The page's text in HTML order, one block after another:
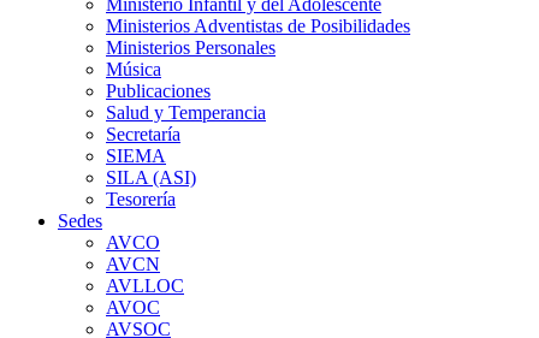
Ministerios Adventistas de Posibilidades
Ministerios Personales
Música
Publicaciones
Salud y Temperancia
Secretaría
SIEMA
SILA (ASI)
Tesorería
Sedes
AVCO
AVCN
AVLLOC
AVOC
AVSOC